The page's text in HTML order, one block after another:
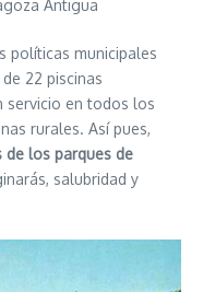
Antigua
políticas municipales
22 piscinas
servicio en todos los
rurales. Así pues,
de los parques de
salubridad y